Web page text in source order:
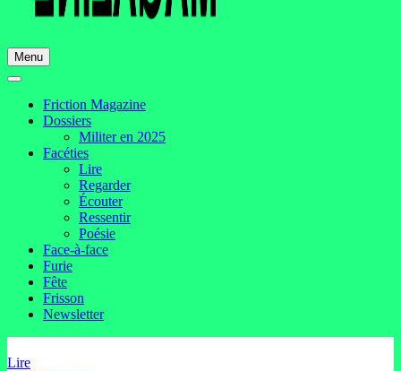
Menu
Friction Magazine
Dossiers
Militer en 2025
Facéties
Lire
Regarder
Écouter
Ressentir
Poésie
Face-à-face
Furie
Fête
Frisson
Newsletter
Lire